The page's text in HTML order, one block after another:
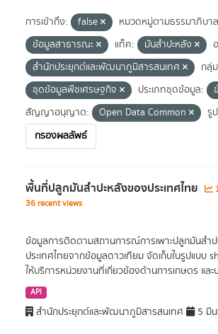
การเข้าถึง: false
หมวดหมู่ตามธรรมาภิบา
ข้อมูลสาธารณะ
แท็ค: มันสำปะหลัง
สำนักประยุกต์และพัฒนาภูมิสารสนเทศ
กลุ่
ชุดข้อมูลพืชเศรษฐกิจ
ประเภทชุดข้อมูล:
สัญญาอนุญาต:
Open Data Common รู
กรองผลลัพธ์
พื้นที่ปลูกมันสำปะหลังของประเทศไทย
36 recent views
ข้อมูลการติดตามสถานการณ์การเพาะปลูกมันสำ
ประเทศไทยจากข้อมูลดาวเทียม จัดเก็บในรูปแบบ
ให้บริการหน่วยงานที่เกี่ยวข้องด้านการเกษตร และ
API
สำนักประยุกต์และพัฒนาภูมิสารสนเทศ 5 มีน